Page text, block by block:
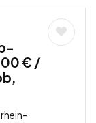
€ /